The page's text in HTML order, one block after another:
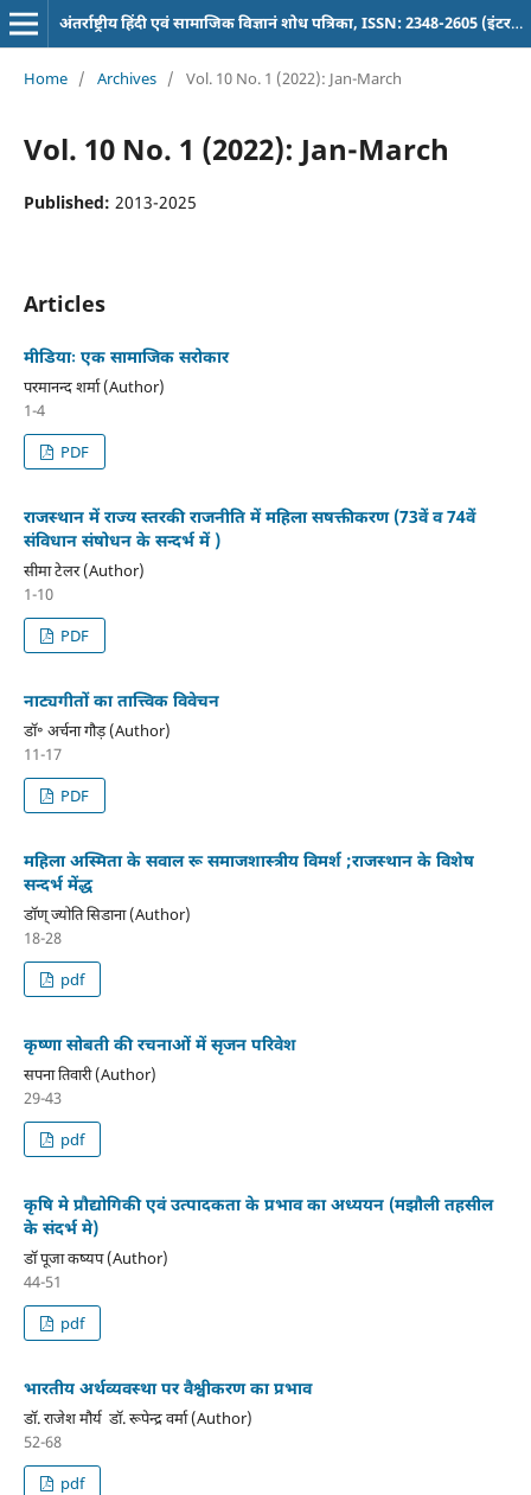
अंतर्राष्ट्रीय हिंदी एवं सामाजिक विज्ञानं शोध पत्रिका, ISSN: 2348-2605 (इंटरनेशनल पत्रिका)
Home / Archives / Vol. 10 No. 1 (2022): Jan-March
Vol. 10 No. 1 (2022): Jan-March
Published: 2013-2025
Articles
मीडियाः एक सामाजिक सरोकार
परमानन्द शर्मा (Author)
1-4
PDF
राजस्थान में राज्य स्तरकी राजनीति में महिला सषक्तीकरण (73वें व 74वें
संविधान संषोधन के सन्दर्भ में )
सीमा टेलर (Author)
1-10
PDF
नाट्यगीतों का तात्त्विक विवेचन
डॉ॰ अर्चना गौड़ (Author)
11-17
PDF
महिला अस्मिता के सवाल रू समाजशास्त्रीय विमर्श ;राजस्थान के विशेष
सन्दर्भ मेंद्ध
डॉण् ज्योति सिडाना (Author)
18-28
pdf
कृष्णा सोबती की रचनाओं में सृजन परिवेश
सपना तिवारी (Author)
29-43
pdf
कृषि मे प्रौद्योगिकी एवं उत्पादकता के प्रभाव का अध्ययन (मझौली तहसील
के संदर्भ मे)
डाॅ पूजा कष्यप (Author)
44-51
pdf
भारतीय अर्थव्यवस्था पर वैश्वीकरण का प्रभाव
डाॅ. राजेश मौर्य डाॅ. रूपेन्द्र वर्मा (Author)
52-68
pdf